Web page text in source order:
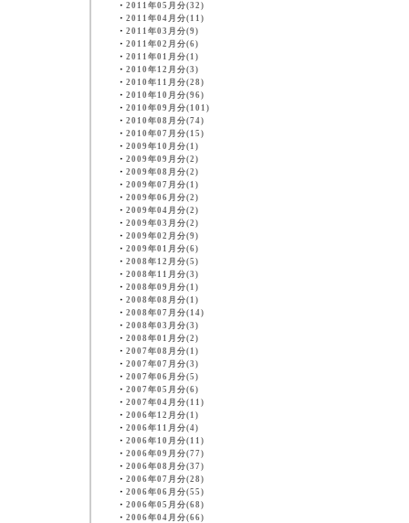
・ 2011年05月分(32)
・ 2011年04月分(11)
・ 2011年03月分(9)
・ 2011年02月分(6)
・ 2011年01月分(1)
・ 2010年12月分(3)
・ 2010年11月分(28)
・ 2010年10月分(96)
・ 2010年09月分(101)
・ 2010年08月分(74)
・ 2010年07月分(15)
・ 2009年10月分(1)
・ 2009年09月分(2)
・ 2009年08月分(2)
・ 2009年07月分(1)
・ 2009年06月分(2)
・ 2009年04月分(2)
・ 2009年03月分(2)
・ 2009年02月分(9)
・ 2009年01月分(6)
・ 2008年12月分(5)
・ 2008年11月分(3)
・ 2008年09月分(1)
・ 2008年08月分(1)
・ 2008年07月分(14)
・ 2008年03月分(3)
・ 2008年01月分(2)
・ 2007年08月分(1)
・ 2007年07月分(3)
・ 2007年06月分(5)
・ 2007年05月分(6)
・ 2007年04月分(11)
・ 2006年12月分(1)
・ 2006年11月分(4)
・ 2006年10月分(11)
・ 2006年09月分(77)
・ 2006年08月分(37)
・ 2006年07月分(28)
・ 2006年06月分(55)
・ 2006年05月分(68)
・ 2006年04月分(66)